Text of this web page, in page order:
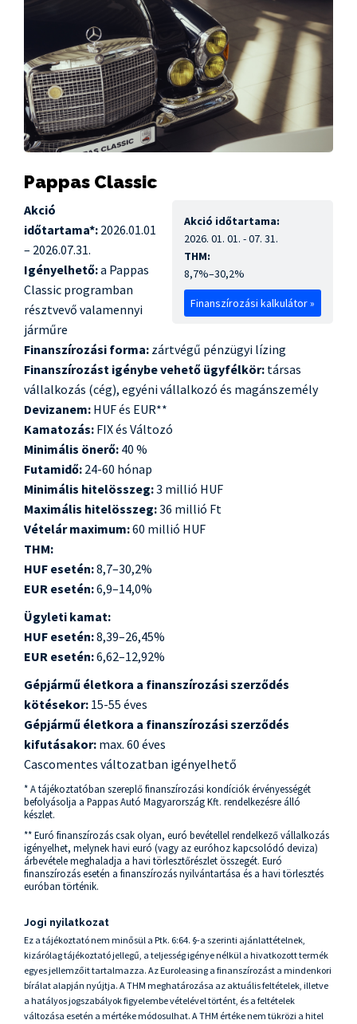
Pappas Classic
Akció időtartama:
2026. 01. 01. - 07. 31.
THM:
8,7%–30,2%
Finanszírozási kalkulátor »
Akció
időtartama*: 2026.01.01
– 2026.07.31.
Igényelhető:a Pappas
Classic programban
résztvevő valamennyi
járműre
Finanszírozási forma: zártvégű pénzügyi lízing
Finanszírozást igénybe vehető ügyfélkör: társas
vállalkozás (cég), egyéni vállalkozó és magánszemély
Devizanem: HUF és EUR**
Kamatozás: FIX és Változó
Minimális önerő: 40 %
Futamidő: 24-60 hónap
Minimális hitelösszeg:3 millió HUF
Maximális hitelösszeg:36 millió Ft
Vételár maximum:60 millió HUF
THM:
HUF esetén:8,7–30,2%
EUR esetén:6,9–14,0%
Ügyleti kamat:
HUF esetén:8,39–26,45%
EUR esetén:6,62–12,92%
Gépjármű életkora a finanszírozási szerződés
kötésekor: 15-55 éves
Gépjármű életkora a finanszírozási szerződés
kifutásakor: max. 60 éves
Cascomentes változatban igényelhető
* A tájékoztatóban szereplő finanszírozási kondíciók érvényességét
befolyásolja a Pappas Autó Magyarország Kft. rendelkezésre álló
készlet.
** Euró finanszírozás csak olyan, euró bevétellel rendelkező vállalkozás
igényelhet, melynek havi euró (vagy az euróhoz kapcsolódó deviza)
árbevétele meghaladja a havi törlesztőrészlet összegét. Euró
finanszírozás esetén a finanszírozás nyilvántartása és a havi törlesztés
euróban történik.
Jogi nyilatkozat
Ez a tájékoztató nem minősül a Ptk. 6:64. §-a szerinti ajánlattételnek,
kizárólag tájékoztató jellegű, a teljesség igénye nélkül a hivatkozott termék
egyes jellemzőit tartalmazza. Az Euroleasing a finanszírozást a mindenkori
bírálat alapján nyújtja. A THM meghatározása az aktuális feltételek, illetve
a hatályos jogszabályok figyelembe vételével történt, és a feltételek
változása esetén a mértéke módosulhat. A THM értéke nem tükrözi a hitel